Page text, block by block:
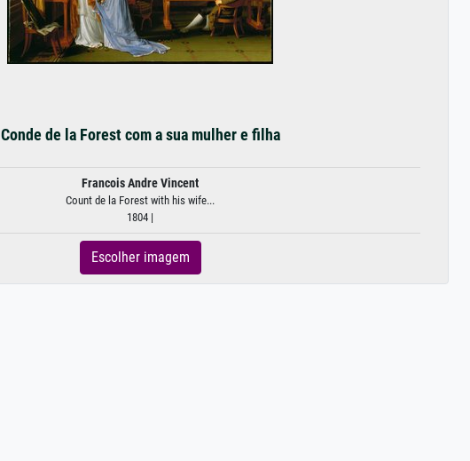
Conde de la Forest com a sua mulher e filha
Francois Andre Vincent
Count de la Forest with his wife...
1804 |
Escolher imagem